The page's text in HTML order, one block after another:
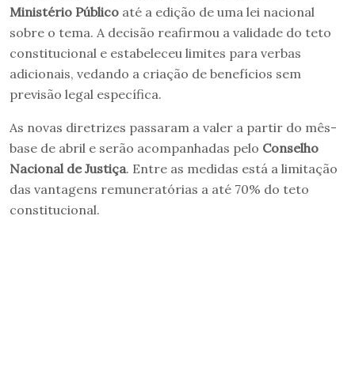
Ministério Público até a edição de uma lei nacional
sobre o tema. A decisão reafirmou a validade do teto
constitucional e estabeleceu limites para verbas
adicionais, vedando a criação de benefícios sem
previsão legal específica.
As novas diretrizes passaram a valer a partir do mês-
base de abril e serão acompanhadas pelo Conselho
Nacional de Justiça. Entre as medidas está a limitação
das vantagens remuneratórias a até 70% do teto
constitucional.